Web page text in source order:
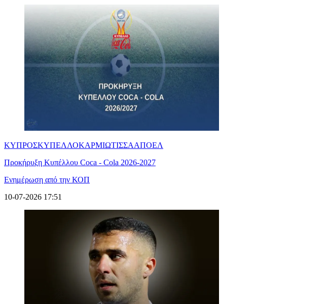
ΚΥΠΡΟΣΚΥΠΕΛΛΟΚΑΡΜΙΩΤΙΣΣΑΑΠΟΕΛ
Προκήρυξη Κυπέλλου Coca - Cola 2026-2027
Ενημέρωση από την ΚΟΠ
10-07-2026 17:51